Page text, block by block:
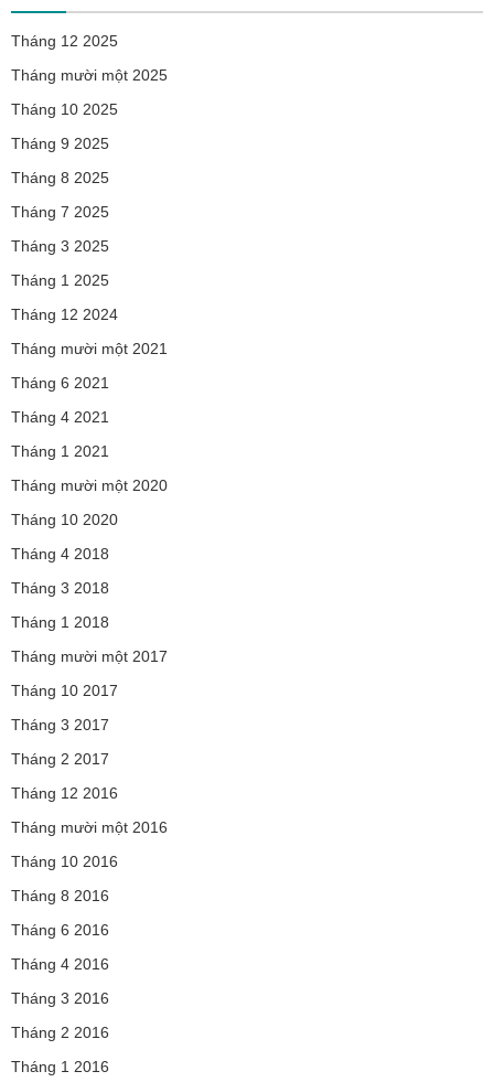
Tháng 12 2025
Tháng mười một 2025
Tháng 10 2025
Tháng 9 2025
Tháng 8 2025
Tháng 7 2025
Tháng 3 2025
Tháng 1 2025
Tháng 12 2024
Tháng mười một 2021
Tháng 6 2021
Tháng 4 2021
Tháng 1 2021
Tháng mười một 2020
Tháng 10 2020
Tháng 4 2018
Tháng 3 2018
Tháng 1 2018
Tháng mười một 2017
Tháng 10 2017
Tháng 3 2017
Tháng 2 2017
Tháng 12 2016
Tháng mười một 2016
Tháng 10 2016
Tháng 8 2016
Tháng 6 2016
Tháng 4 2016
Tháng 3 2016
Tháng 2 2016
Tháng 1 2016